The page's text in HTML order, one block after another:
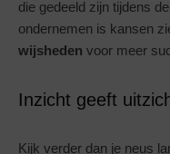
die gedeeld zijn tijdens de
ondernemen is kansen
wijsheden voor meer
Inzicht geeft
Kijk verder dan je neus